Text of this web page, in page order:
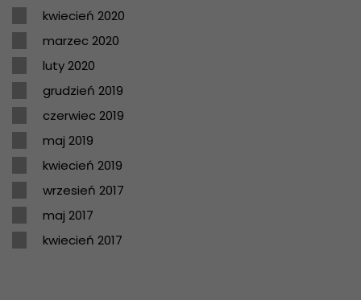
kwiecień 2020
marzec 2020
luty 2020
grudzień 2019
czerwiec 2019
maj 2019
kwiecień 2019
wrzesień 2017
maj 2017
kwiecień 2017